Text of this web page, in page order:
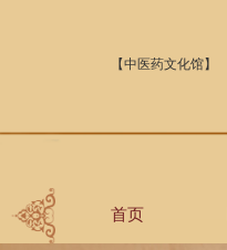
【中医药文化馆】
首页